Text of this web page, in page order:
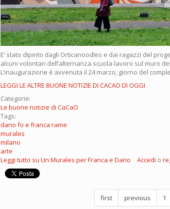
E’ stato dipinto dagli Orticanoodles e dai ragazzi del
alcuni volontari dell’alternanza scuola-lavoro sul muro
L’inaugurazione è avvenuta il 24 marzo, giorno del
LEGGI LE ALTRE BUONE NOTIZIE DI CACAO DI OGGI
Categorie:
Le buone notizie di CaCaO
Tags:
dario fo e franca rame
murales
milano
arte
Leggi tutto su Un Murales per Franca e Dario Accedi o
first previous 1